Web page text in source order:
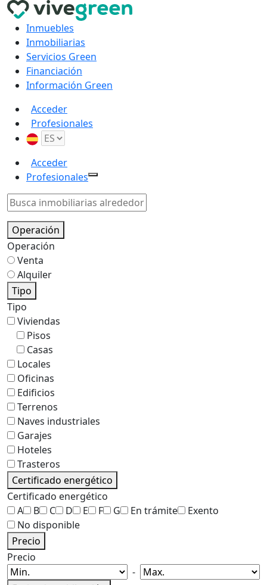
Inmuebles
Inmobiliarias
Servicios Green
Financiación
Información Green
Acceder
Profesionales
Acceder
Profesionales
Operación
Operación
Venta
Alquiler
Tipo
Tipo
Viviendas
Pisos
Casas
Locales
Oficinas
Edificios
Terrenos
Naves industriales
Garajes
Hoteles
Trasteros
Certificado energético
Certificado energético
A
B C D E F G En trámite
Exento
No disponible
Precio
Precio
-